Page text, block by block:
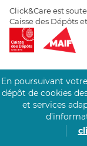
Click&Care est
Caisse des Dépôts
EXPERTS À
Un besoin de
téléphone 7/7.
Être rappelé
En poursuivant
dépôt de cookies
et services